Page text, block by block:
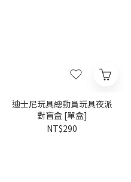
迪士尼玩具總動員玩具夜派
對盲盒 [單盒]
NT$290